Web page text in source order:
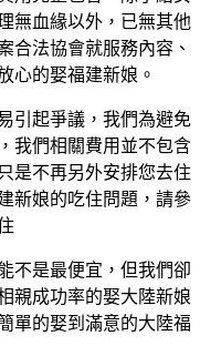
無血緣以外，已無其他
合法協會就服務內容、
心的娶福建新娘。
引起爭議，我們為避免
我們相關費用並不包含
是不再另外安排您去住
新娘的吃住問題，請參
不是最便宜，但我們卻
親成功率的娶大陸新娘
單的娶到滿意的大陸福